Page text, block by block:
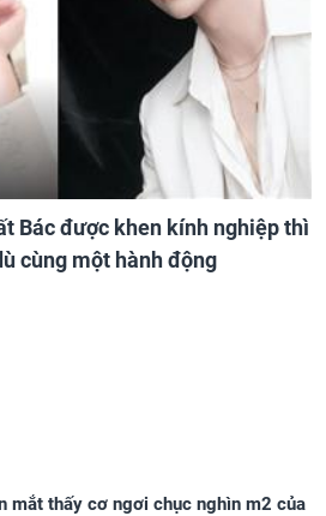
Bác được khen kính nghiệp thì
cùng một hành động
mắt thấy cơ ngơi chục nghìn m2 của